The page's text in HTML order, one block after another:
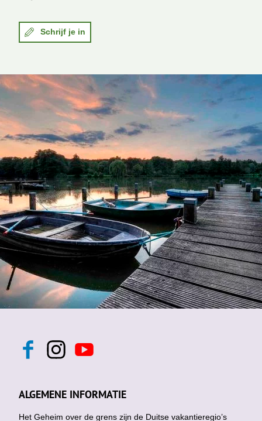
Schrijf je in
F
b
o
I
n
a
g
Y
o
u
b
ALGEMENE INFORMATIE
Het Geheim over de grens zijn de Duitse vakantieregio’s